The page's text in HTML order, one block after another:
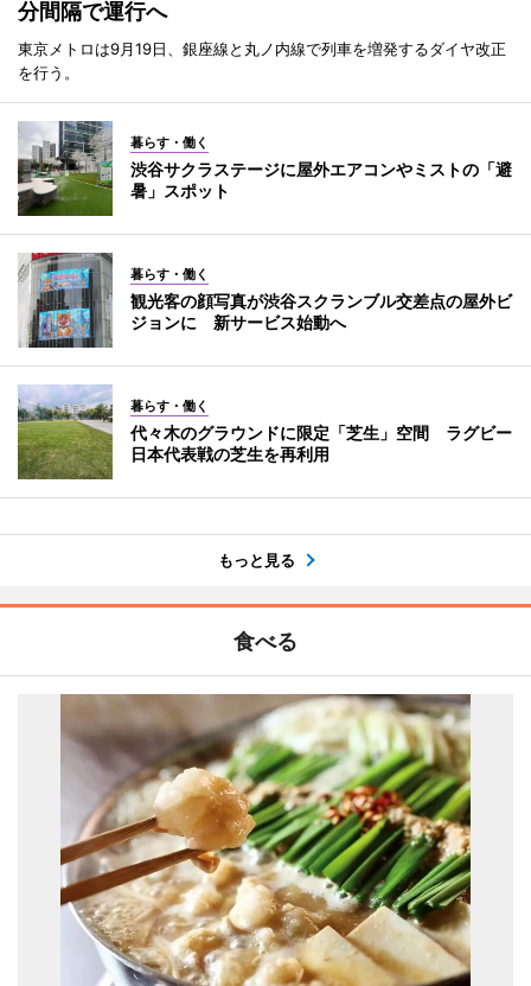
分間隔で運行へ
東京メトロは9月19日、銀座線と丸ノ内線で列車を増発するダイヤ改正
を行う。
暮らす・働く
渋谷サクラステージに屋外エアコンやミストの「避
暑」スポット
暮らす・働く
観光客の顔写真が渋谷スクランブル交差点の屋外ビ
ジョンに 新サービス始動へ
暮らす・働く
代々木のグラウンドに限定「芝生」空間 ラグビー
日本代表戦の芝生を再利用
もっと見る
食べる